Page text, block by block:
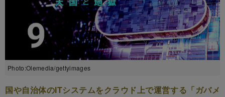
Photo:Olemedia/gettyimages
国や自治体のITシステムをクラウド上で運営する「ガバメ